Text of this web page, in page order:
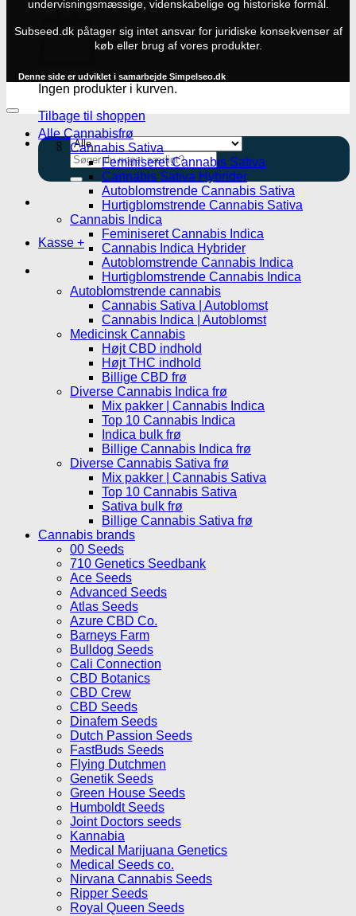
Ingen produkter i kurven.
Tilbage til shoppen
Søg
efter:
Kasse +
undervisningsmæssige, videnskabelige og historiske formål.
Subseed.dk påtager sig intet ansvar for juridiske konsekvenser af
køb eller brug af vores produkter.
Denne side er udviklet i samarbejde Simpelseo.dk
Alle Cannabisfrø
Cannabis Sativa
Feminiseret Cannabis Sativa
Cannabis Sativa Hybrider
Autoblomstrende Cannabis Sativa
Hurtigblomstrende Cannabis Sativa
Cannabis Indica
Feminiseret Cannabis Indica
Cannabis Indica Hybrider
Autoblomstrende Cannabis Indica
Hurtigblomstrende Cannabis Indica
Autoblomstrende cannabis
Cannabis Sativa | Autoblomst
Cannabis Indica | Autoblomst
Medicinsk Cannabis
Højt CBD indhold
Højt THC indhold
Billige CBD frø
Diverse Cannabis Indica frø
Mix pakker | Cannabis Indica
Top 10 Cannabis Indica
Indica bulk frø
Billige Cannabis Indica frø
Diverse Cannabis Sativa frø
Mix pakker | Cannabis Sativa
Top 10 Cannabis Sativa
Sativa bulk frø
Billige Cannabis Sativa frø
Cannabis brands
00 Seeds
710 Genetics Seedbank
Ace Seeds
Advanced Seeds
Atlas Seeds
Azure CBD Co.
Barneys Farm
Bulldog Seeds
Cali Connection
CBD Botanics
CBD Crew
CBD Seeds
Dinafem Seeds
Dutch Passion Seeds
FastBuds Seeds
Flying Dutchmen
Genetik Seeds
Green House Seeds
Humboldt Seeds
Joint Doctors seeds
Kannabia
Medical Marijuana Genetics
Medical Seeds co.
Nirvana Cannabis Seeds
Ripper Seeds
Royal Queen Seeds